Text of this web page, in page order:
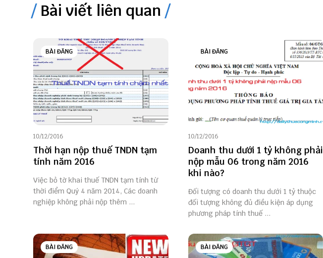
Bài viết liên quan
BÀI ĐĂNG
10/12/2016
Thời hạn nộp thuế TNDN tạm
tính năm 2016
Việc bỏ tờ khai thuế TNDN tạm tính từ
thời điểm Quý 4 năm 2014, Các doanh
nghiệp không phải nộp thêm ...
BÀI ĐĂNG
10/12/2016
Doanh thu dưới 1 tỷ không phải
nộp mẫu 06 trong năm 2016
khi nào?
Đối tượng có doanh thu dưới 1 tỷ thuộc
đối tượng không đủ điều kiện áp dụng
phương pháp tính thuế ...
BÀI ĐĂNG BÀI ĐĂNG